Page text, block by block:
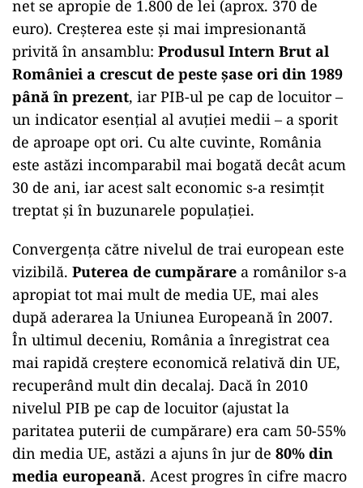
net se apropie de 1.800 de lei (aprox. 370 de
euro). Creșterea este și mai impresionantă
privită în ansamblu: Produsul Intern Brut al
României a crescut de peste șase ori din 1989
până în prezent, iar PIB-ul pe cap de locuitor –
un indicator esențial al avuției medii – a sporit
de aproape opt ori. Cu alte cuvinte, România
este astăzi incomparabil mai bogată decât acum
30 de ani, iar acest salt economic s-a resimțit
treptat și în buzunarele populației.
Convergența către nivelul de trai european este
vizibilă. Puterea de cumpărare a românilor s-a
apropiat tot mai mult de media UE, mai ales
după aderarea la Uniunea Europeană în 2007.
În ultimul deceniu, România a înregistrat cea
mai rapidă creștere economică relativă din UE,
recuperând mult din decalaj. Dacă în 2010
nivelul PIB pe cap de locuitor (ajustat la
paritatea puterii de cumpărare) era cam 50-55%
din media UE, astăzi a ajuns în jur de 80% din
media europeană. Acest progres în cifre macro